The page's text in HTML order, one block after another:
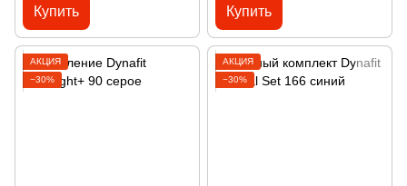
Купить Купить
АКЦИЯ
−30%
АКЦИЯ
−30%